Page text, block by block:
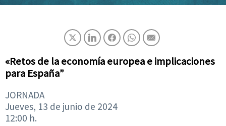
«Retos de la economía europea e implicaciones
para España”
JORNADA
Jueves, 13 de junio de 2024
12:00 h.